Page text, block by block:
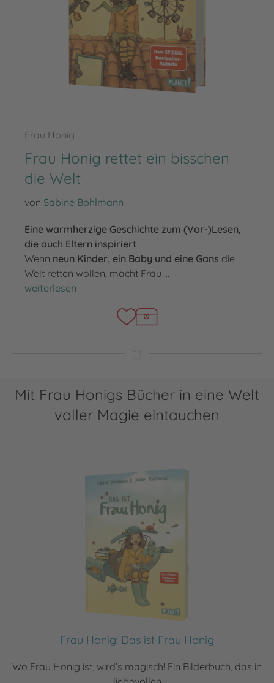
Frau Honig
Frau Honig rettet ein bisschen
die Welt
von Sabine Bohlmann
Eine warmherzige Geschichte zum (Vor-)Lesen,
die auch Eltern inspiriert
Wenn neun Kinder, ein Baby und eine Gans die
Welt retten wollen, macht Frau …
Frau Honig rettet ein bisschen die Welt
weiterlesen
Mit Frau Honigs Bücher in eine Welt
voller Magie eintauchen
Frau Honig: Das ist Frau Honig
Wo Frau Honig ist, wird’s magisch! Ein Bilderbuch, das in